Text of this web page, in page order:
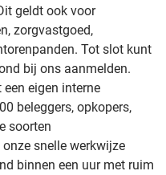
geldt ook voor
zorgvastgoed,
Tot slot kunt
bij ons aanmelden.
eigen interne
beleggers, opkopers,
soorten
snelle werkwijze
binnen een uur met ruim